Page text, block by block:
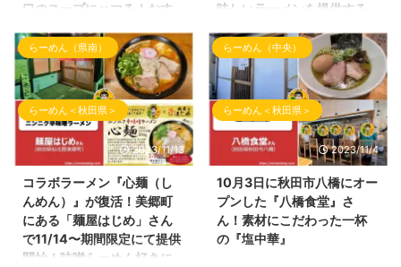
口のスープにハマる！おす
こんばんわ！ 久しぶりのブログ
『しんめんの旅』の投稿となりま
した。 今回は横手市赤坂にござ
いますラーメン屋さんへご訪問さ
せて頂きました！ 数年前、横手
市の仕事帰りではよくお世話にな
っていたお店！ 「ラーメンだい
おう」さんです！ ラーメンだい
おうさんの外観 らーめん屋さん
の場所 ラーメンだいおうさんの
場所は、 ヤマダデンキ テック
ランドNew横手店さんの近くに
味しいラーメンを提供する
こんにちわ！しんめんのブログの
お時間となりました！ 本日の投
稿は、2023年11月17日（金曜
日）にオープンしました大仙市の
ラーメン店さんの 試食会にご招
待して頂きましたので、お店の内
容・ラーメン情報を投稿していき
ます！ らぁ麺まっちゃんの外観
以前は、『居酒屋今野』さんの2
号店として営業していた 『ラー
メン結喜（ゆうき）』さんの店長
の松本さんが独立！おめでとうご
らーめん（県南）
らーめん＜秋田県＞
2023/11/13
コラボラーメン『心麺（し
んめん）』が復活！美郷町
にある「麺屋はじめ」さん
で11/14〜期間限定にて提供
開始！味噌らーめん好きに
らーめん（中央）
らーめん＜秋田県＞
2023/11/4
10月3日に秋田市八橋にオー
プンした『八橋食堂』さ
ん！素材にこだわった一杯
の『塩中華』